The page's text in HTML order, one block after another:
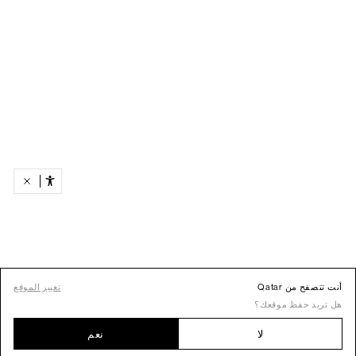
أنت تتصفح من Qatar
تغيير الموقع
هل تريد حفظ موقعك؟
لا نعم